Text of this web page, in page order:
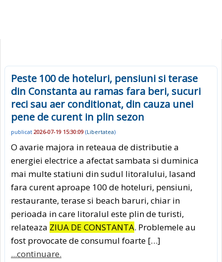
Peste 100 de hoteluri, pensiuni si terase
din Constanta au ramas fara beri, sucuri
reci sau aer conditionat, din cauza unei
pene de curent in plin sezon
publicat 2026-07-19 15:30:09 (Libertatea)
O avarie majora in reteaua de distributie a
energiei electrice a afectat sambata si duminica
mai multe statiuni din sudul litoralului, lasand
fara curent aproape 100 de hoteluri, pensiuni,
restaurante, terase si beach baruri, chiar in
perioada in care litoralul este plin de turisti,
relateaza ZIUA DE CONSTANTA. Problemele au
fost provocate de consumul foarte […]
...continuare.